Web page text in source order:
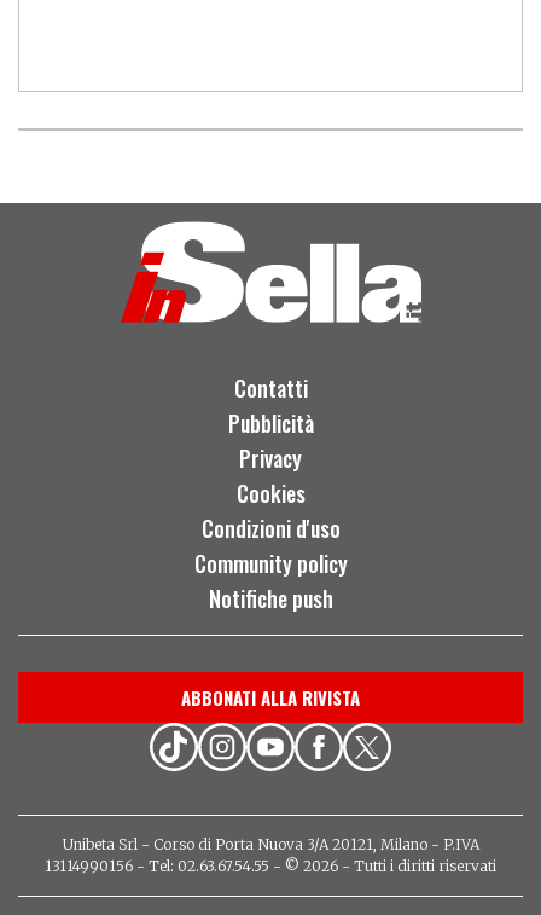
Contatti
Pubblicità
Privacy
Cookies
Condizioni d'uso
Community policy
Notifiche push
ABBONATI ALLA RIVISTA
Unibeta Srl - Corso di Porta Nuova 3/A 20121, Milano - P.IVA
13114990156 - Tel: 02.63.67.54.55 - © 2026 - Tutti i diritti riservati